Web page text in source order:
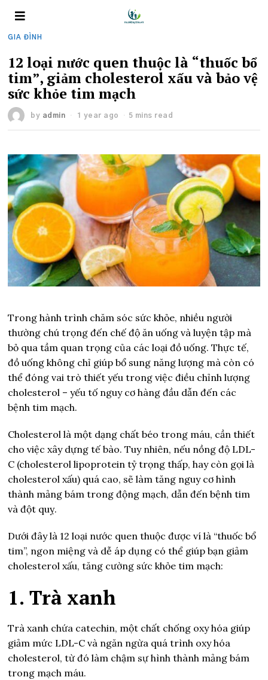
GIA ĐÌNH
12 loại nước quen thuộc là “thuốc bổ
tim”, giảm cholesterol xấu và bảo vệ
sức khỏe tim mạch
by admin 1 year ago 5 mins read
Trong hành trình chăm sóc sức khỏe, nhiều người
thường chú trọng đến chế độ ăn uống và luyện tập mà
bỏ qua tầm quan trọng của các loại đồ uống. Thực tế,
đồ uống không chỉ giúp bổ sung năng lượng mà còn có
thể đóng vai trò thiết yếu trong việc điều chỉnh lượng
cholesterol – yếu tố nguy cơ hàng đầu dẫn đến các
bệnh tim mạch.
Cholesterol là một dạng chất béo trong máu, cần thiết
cho việc xây dựng tế bào. Tuy nhiên, nếu nồng độ LDL-
C (cholesterol lipoprotein tỷ trọng thấp, hay còn gọi là
cholesterol xấu) quá cao, sẽ làm tăng nguy cơ hình
thành mảng bám trong động mạch, dẫn đến bệnh tim
và đột quỵ.
Dưới đây là 12 loại nước quen thuộc được ví là “thuốc bổ
tim”, ngon miệng và dễ áp dụng có thể giúp bạn giảm
cholesterol xấu, tăng cường sức khỏe tim mạch:
1. Trà xanh
Trà xanh chứa catechin, một chất chống oxy hóa giúp
giảm mức LDL-C và ngăn ngừa quá trình oxy hóa
cholesterol, từ đó làm chậm sự hình thành mảng bám
trong mạch máu.